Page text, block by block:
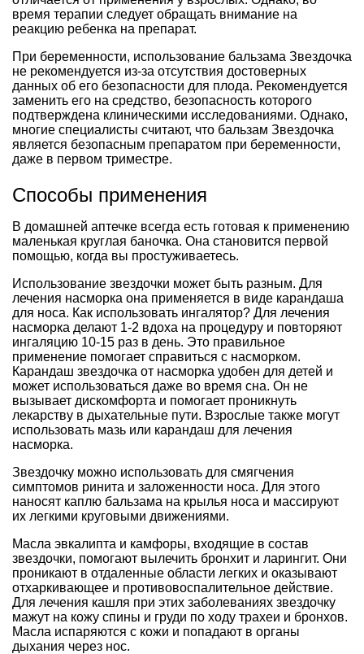
время терапии следует обращать внимание на
реакцию ребенка на препарат.
При беременности, использование бальзама Звездочка
не рекомендуется из-за отсутствия достоверных
данных об его безопасности для плода. Рекомендуется
заменить его на средство, безопасность которого
подтверждена клиническими исследованиями. Однако,
многие специалисты считают, что бальзам Звездочка
является безопасным препаратом при беременности,
даже в первом триместре.
Способы применения
В домашней аптечке всегда есть готовая к применению
маленькая круглая баночка. Она становится первой
помощью, когда вы простуживаетесь.
Использование звездочки может быть разным. Для
лечения насморка она применяется в виде карандаша
для носа. Как использовать ингалятор? Для лечения
насморка делают 1-2 вдоха на процедуру и повторяют
ингаляцию 10-15 раз в день. Это правильное
применение помогает справиться с насморком.
Карандаш звездочка от насморка удобен для детей и
может использоваться даже во время сна. Он не
вызывает дискомфорта и помогает проникнуть
лекарству в дыхательные пути. Взрослые также могут
использовать мазь или карандаш для лечения
насморка.
Звездочку можно использовать для смягчения
симптомов ринита и заложенности носа. Для этого
наносят каплю бальзама на крылья носа и массируют
их легкими круговыми движениями.
Масла эвкалипта и камфоры, входящие в состав
звездочки, помогают вылечить бронхит и ларингит. Они
проникают в отдаленные области легких и оказывают
отхаркивающее и противовоспалительное действие.
Для лечения кашля при этих заболеваниях звездочку
мажут на кожу спины и груди по ходу трахеи и бронхов.
Масла испаряются с кожи и попадают в органы
дыхания через нос.